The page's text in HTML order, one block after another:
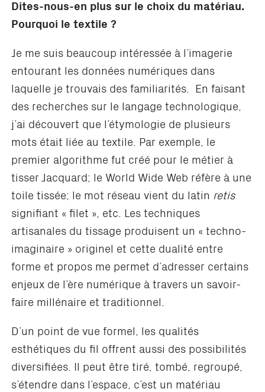
Dites-nous-en plus sur le choix du matériau.
Pourquoi le textile ?
Je me suis beaucoup intéressée à l’imagerie
entourant les données numériques dans
laquelle je trouvais des familiarités. En faisant
des recherches sur le langage technologique,
j’ai découvert que l’étymologie de plusieurs
mots était liée au textile. Par exemple, le
premier algorithme fut créé pour le métier à
tisser Jacquard; le World Wide Web réfère à une
toile tissée; le mot réseau vient du latin retis
signifiant « filet », etc. Les techniques
artisanales du tissage produisent un « techno-
imaginaire » originel et cette dualité entre
forme et propos me permet d’adresser certains
enjeux de l’ère numérique à travers un savoir-
faire millénaire et traditionnel.
D’un point de vue formel, les qualités
esthétiques du fil offrent aussi des possibilités
diversifiées. Il peut être tiré, tombé, regroupé,
s’étendre dans l’espace, c’est un matériau